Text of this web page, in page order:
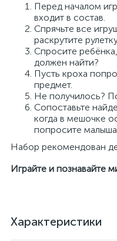
Перед началом
входит в состав.
Спрячьте все
раскрутите
Спросите
должен найти?
Пусть кроха
предмет.
Не получилось?
Сопоставьте
когда в мешочке
попросите малыша
Набор рекомендован
Играйте и познавайте
Характеристики